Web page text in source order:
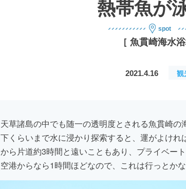
熱帯魚が
［ 魚貫崎海水浴
2021.4.16 観
天草諸島の中でも随一の透明度とされる魚貫崎
下くらいまで水に浸かり探索すると、運がよけ
から片道約3時間と遠いこともあり、プライベー
空港からなら1時間ほどなので、これは行っとかな